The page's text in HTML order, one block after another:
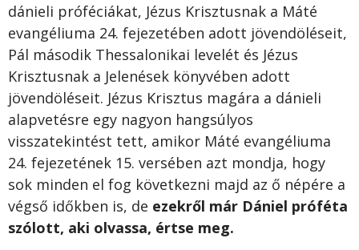
dánieli próféciákat, Jézus Krisztusnak a Máté
evangéliuma 24. fejezetében adott jövendöléseit,
Pál második Thessalonikai levelét és Jézus
Krisztusnak a Jelenések könyvében adott
jövendöléseit. Jézus Krisztus magára a dánieli
alapvetésre egy nagyon hangsúlyos
visszatekintést tett, amikor Máté evangéliuma
24. fejezetének 15. versében azt mondja, hogy
sok minden el fog következni majd az ő népére a
végső időkben is, de ezekről már Dániel próféta
szólott, aki olvassa, értse meg.